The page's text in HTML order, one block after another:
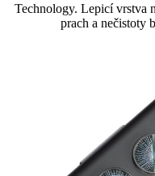
Technology. Lepicí vrstva
prach a nečistoty